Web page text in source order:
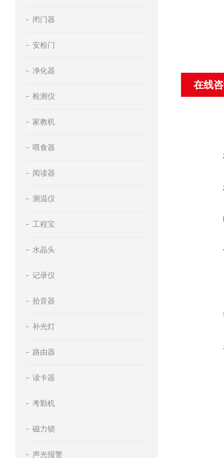
闭门器
安检门
净化器
检测仪
家教机
喂食器
阅读器
测温仪
工程宝
水晶头
记录仪
拾音器
补光灯
路由器
读卡器
考勤机
磁力锁
声光报警
在线